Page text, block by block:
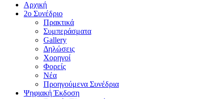
Αρχική
2ο Συνέδριο
Πρακτικά
Συμπεράσματα
Gallery
Δηλώσεις
Χορηγοί
Φορείς
Νέα
Προηγούμενα Συνέδρια
Ψηφιακή Έκδοση